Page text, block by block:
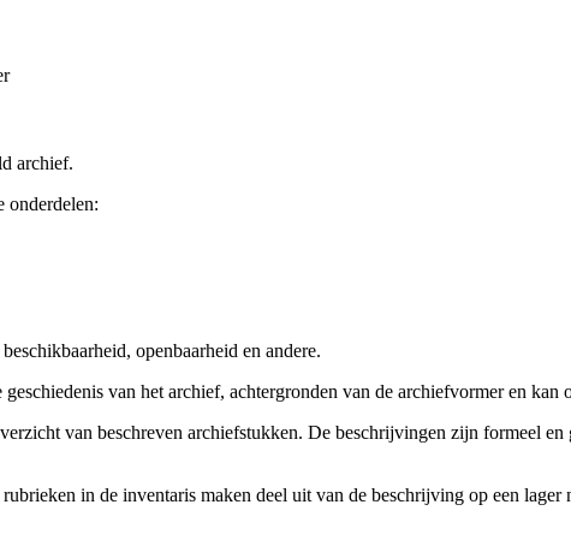
archief.
onderdelen:
openbaarheid en andere.
van het archief, achtergronden van de archiefvormer en
van beschreven archiefstukken. De beschrijvingen zijn formeel
in de inventaris maken deel uit van de beschrijving op een